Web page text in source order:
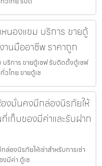
นองแขม บริการ ขายตู้
นมืออาชีพ ราคาถูก
บริการ ขายตู้เซฟ รับติดตั้งตู้เซฟ
ไทย ขายตู้เซ
งมั่นคงมีกล่องนิรภัยให้
ที่เก็บของมีค่าและรับฝาก
องนิรภัยให้เช่าสำหรับการเช่า
งมีค่า ตู้เซ